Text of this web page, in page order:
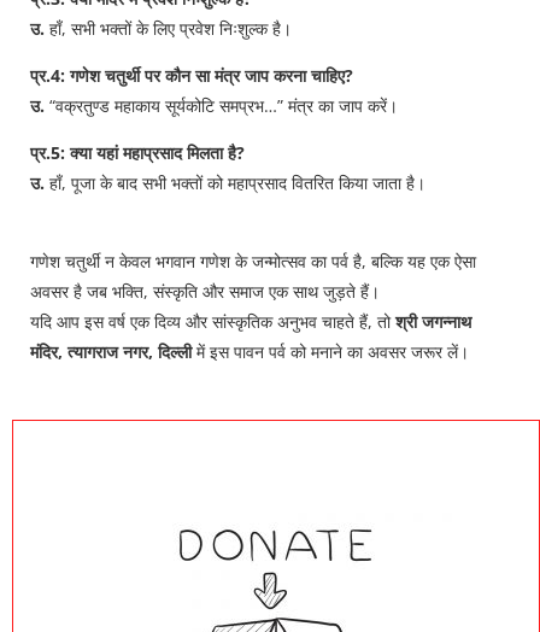
उ. हाँ, सभी भक्तों के लिए प्रवेश निःशुल्क है।
प्र.4: गणेश चतुर्थी पर कौन सा मंत्र जाप करना चाहिए?
उ. “वक्रतुण्ड महाकाय सूर्यकोटि समप्रभ…” मंत्र का जाप करें।
प्र.5: क्या यहां महाप्रसाद मिलता है?
उ. हाँ, पूजा के बाद सभी भक्तों को महाप्रसाद वितरित किया जाता है।
गणेश चतुर्थी न केवल भगवान गणेश के जन्मोत्सव का पर्व है, बल्कि यह एक ऐसा
अवसर है जब भक्ति, संस्कृति और समाज एक साथ जुड़ते हैं।
यदि आप इस वर्ष एक दिव्य और सांस्कृतिक अनुभव चाहते हैं, तोश्री जगन्नाथ
मंदिर, त्यागराज नगर, दिल्लीमें इस पावन पर्व को मनाने का अवसर जरूर लें।